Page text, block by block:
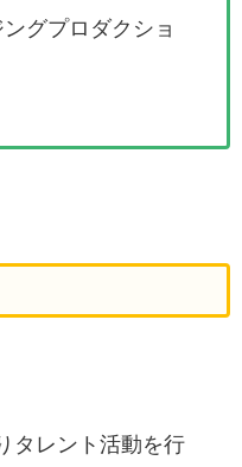
プロダクショ
タレント活動を行